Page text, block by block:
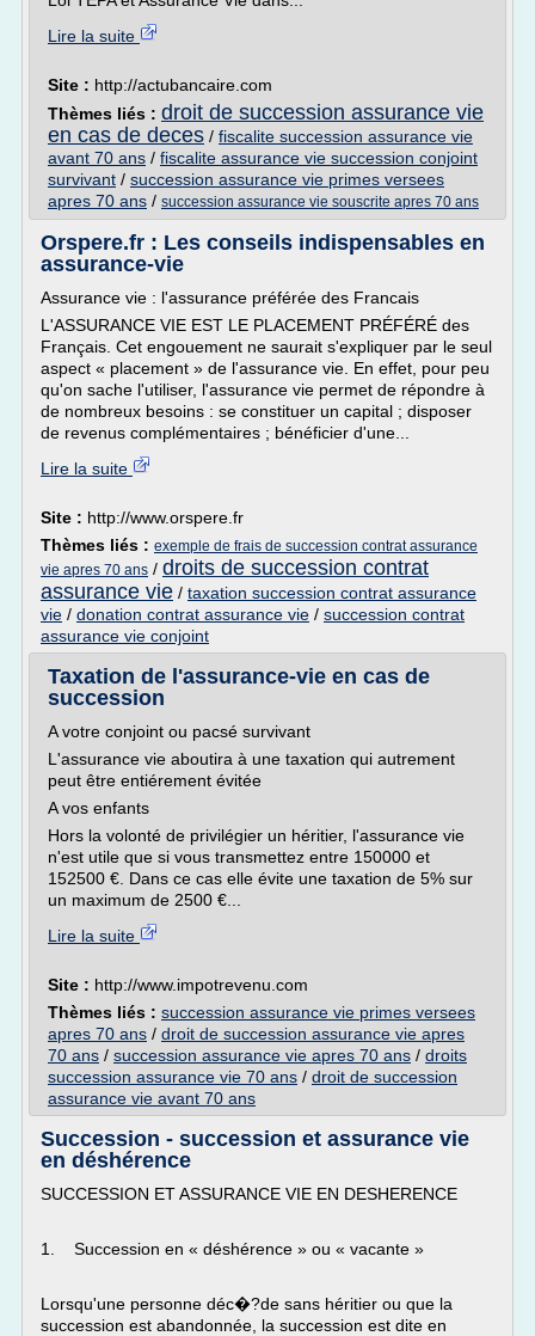
Lire la suite
Site : http://actubancaire.com
Thèmes liés : droit de succession assurance vie
en cas de deces / fiscalite succession assurance vie
avant 70 ans / fiscalite assurance vie succession conjoint
survivant / succession assurance vie primes versees
apres 70 ans / succession assurance vie souscrite apres 70 ans
Orspere.fr : Les conseils indispensables en
assurance-vie
Assurance vie : l'assurance préférée des Francais
L'ASSURANCE VIE EST LE PLACEMENT PRÉFÉRÉ des
Français. Cet engouement ne saurait s'expliquer par le seul
aspect « placement » de l'assurance vie. En effet, pour peu
qu'on sache l'utiliser, l'assurance vie permet de répondre à
de nombreux besoins : se constituer un capital ; disposer
de revenus complémentaires ; bénéficier d'une...
Lire la suite
Site : http://www.orspere.fr
Thèmes liés : exemple de frais de succession contrat assurance
vie apres 70 ans / droits de succession contrat
assurance vie / taxation succession contrat assurance
vie / donation contrat assurance vie / succession contrat
assurance vie conjoint
Taxation de l'assurance-vie en cas de
succession
A votre conjoint ou pacsé survivant
L'assurance vie aboutira à une taxation qui autrement
peut être entiérement évitée
A vos enfants
Hors la volonté de privilégier un héritier, l'assurance vie
n'est utile que si vous transmettez entre 150000 et
152500 €. Dans ce cas elle évite une taxation de 5% sur
un maximum de 2500 €...
Lire la suite
Site : http://www.impotrevenu.com
Thèmes liés : succession assurance vie primes versees
apres 70 ans / droit de succession assurance vie apres
70 ans / succession assurance vie apres 70 ans / droits
succession assurance vie 70 ans / droit de succession
assurance vie avant 70 ans
Succession - succession et assurance vie
en déshérence
SUCCESSION ET ASSURANCE VIE EN DESHERENCE
1. Succession en « déshérence » ou « vacante »
Lorsqu'une personne déc�?de sans héritier ou que la
succession est abandonnée, la succession est dite en